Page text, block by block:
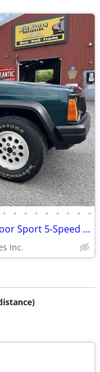
• • • • • • • • •
1995 *Jeep* *Cherokee* *Rare 2-Door Sport 5-Speed Manua
Inc.